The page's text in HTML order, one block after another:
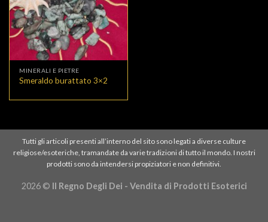
MINERALI E PIETRE
Smeraldo burattato 3×2
Tutti gli articoli presenti all’interno del sito sono legati a diverse culture
religiose/esoteriche, tramandate da varie tradizioni di tutto il mondo. I nostri
prodotti sono da intendersi propiziatori e non definitivi.
2026 © Il Regno Degli Dei - Vendita di Prodotti Esoterici